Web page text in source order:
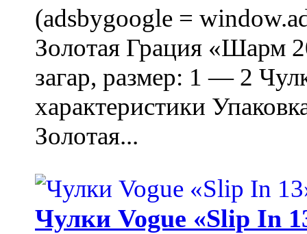
(adsbygoogle =
Золотая Грация «Шарм
загар, размер: 1 — 2
характеристики
Золотая...
Чулки Vogue «Slip In